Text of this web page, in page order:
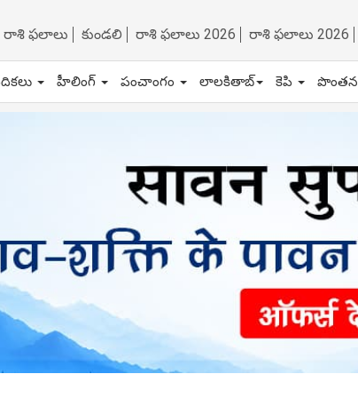
రాశి ఫలాలు కుండలి రాశి ఫలాలు 2026 రాశి ఫలాలు 2026
హీలింగ్ పంచాంగం లాలకితాబ్ కెపి పొంతన